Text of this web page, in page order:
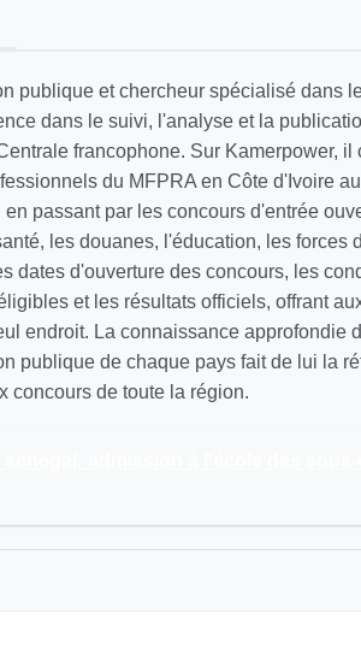
publique et chercheur spécialisé dans
dans le suivi, l'analyse et la
francophone. Sur Kamerpower, il
du MFPRA en Côte d'Ivoire
passant par les concours d'entrée
les douanes, l'éducation, les forces
dates d'ouverture des concours, les
et les résultats officiels, offrant
endroit. La connaissance approfondie
publique de chaque pays fait de lui la
concours de toute la région.